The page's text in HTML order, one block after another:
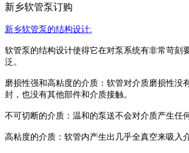
新乡软管泵订购
新乡软管泵 的结构设计:
软管泵 的结构设计使得它在对泵系统有非常苛刻
泛。
磨损性强和高粘度的介质：软管对介质磨损性没
封，也没有其他部件和介质接触。
不可切断的介质：温和的泵送不会对介质产生任
高粘度的介质：软管内产生出几乎全真空来吸入介